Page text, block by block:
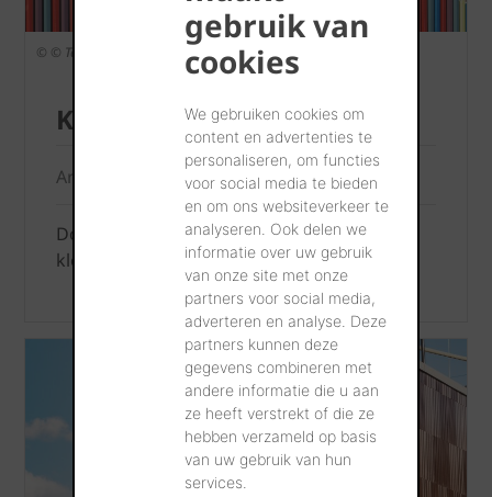
gebruik van
cookies
We gebruiken cookies om
content en advertenties te
personaliseren, om functies
voor social media te bieden
en om ons websiteverkeer te
analyseren. Ook delen we
informatie over uw gebruik
van onze site met onze
partners voor social media,
adverteren en analyse. Deze
partners kunnen deze
gegevens combineren met
andere informatie die u aan
ze heeft verstrekt of die ze
hebben verzameld op basis
van uw gebruik van hun
services.
© © Takuji SHIMMURA
Kleuren en afwerking
Argeton - Altivo - Barro
Dompel u onder in oneindige
kleurmogelijkheden.